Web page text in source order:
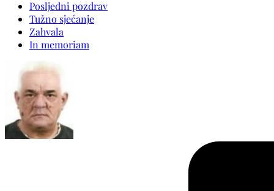
Posljedni pozdrav
Tužno sjećanje
Zahvala
In memoriam